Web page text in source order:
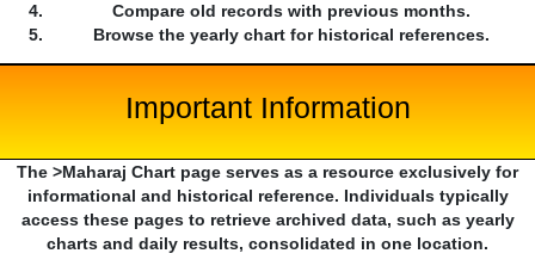
Compare old records with previous months.
Browse the yearly chart for historical references.
Important Information
The >Maharaj Chart page serves as a resource exclusively for
informational and historical reference. Individuals typically
access these pages to retrieve archived data, such as yearly
charts and daily results, consolidated in one location.